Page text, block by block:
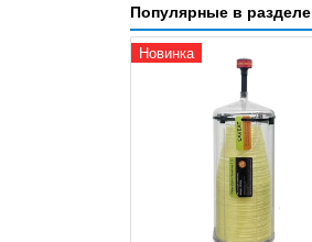
Популярные в разделе
Новинка